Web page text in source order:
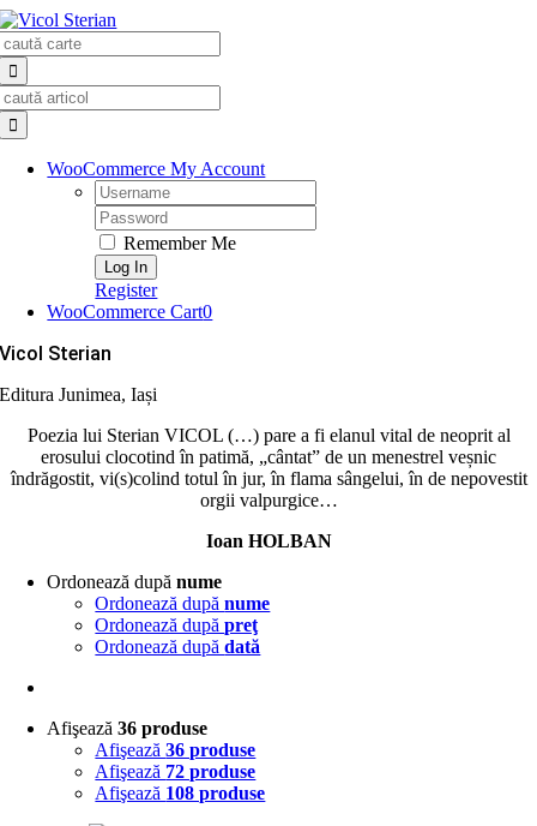
Skip
to
content
WooCommerce My Account
Username:
Password:
Remember Me
Register
WooCommerce Cart0
Vicol Sterian
Editura Junimea, Iași
Poezia lui Sterian VICOL (…) pare a fi elanul vital de neoprit al
erosului clocotind în patimă, „cântat” de un menestrel veșnic
îndrăgostit, vi(s)colind totul în jur, în flama sângelui, în de nepovestit
orgii valpurgice…
Ioan HOLBAN
Ordonează dupănume
Ordonează dupănume
Ordonează dupăpreţ
Ordonează dupădată
Afişează36 produse
Afişează36 produse
Afişează 72 produse
Afişează 108 produse